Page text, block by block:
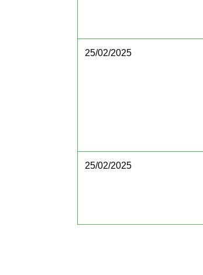
25/02/2025
25/02/2025